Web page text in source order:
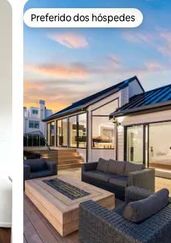
Preferido dos hóspedes
Preferido dos hóspedes